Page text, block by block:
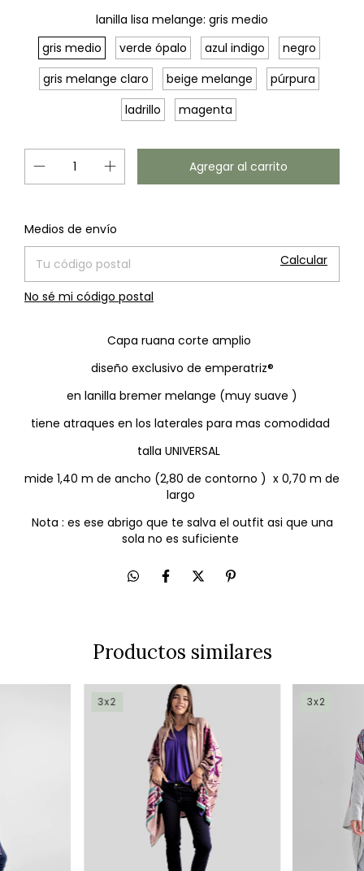
lanilla lisa melange: gris medio
gris medio
verde ópalo azul indigo
negro
gris melange claro
beige melange
púrpura
ladrillo
magenta
Entregas para el CP:
Medios de envío
Calcular
No sé mi código postal
Capa ruana corte amplio
diseño exclusivo de emperatriz®
en lanilla bremer melange (muy suave )
tiene atraques en los laterales para mas comodidad
talla UNIVERSAL
mide 1,40 m de ancho (2,80 de contorno ) x 0,70 m de
largo
Nota : es ese abrigo que te salva el outfit asi que una
sola no es suficiente
Productos similares
3x2 3x2